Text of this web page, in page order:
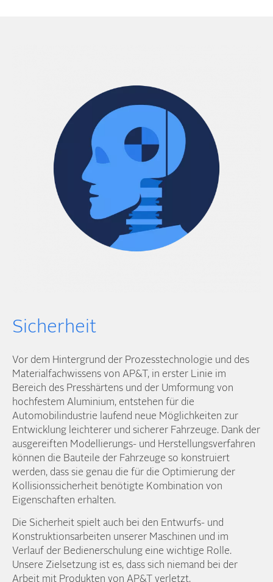
Sicherheit
Vor dem Hintergrund der Prozesstechnologie und des
Materialfachwissens von AP&T, in erster Linie im
Bereich des Presshärtens und der Umformung von
hochfestem Aluminium, entstehen für die
Automobilindustrie laufend neue Möglichkeiten zur
Entwicklung leichterer und sicherer Fahrzeuge. Dank der
ausgereiften Modellierungs- und Herstellungsverfahren
können die Bauteile der Fahrzeuge so konstruiert
werden, dass sie genau die für die Optimierung der
Kollisionssicherheit benötigte Kombination von
Eigenschaften erhalten.
Die Sicherheit spielt auch bei den Entwurfs- und
Konstruktionsarbeiten unserer Maschinen und im
Verlauf der Bedienerschulung eine wichtige Rolle.
Unsere Zielsetzung ist es, dass sich niemand bei der
Arbeit mit Produkten von AP&T verletzt.